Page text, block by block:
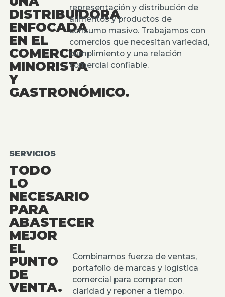
DISTRIBUIDORA
ENFOCADA
EN EL
COMERCIO
MINORISTA
Y
GASTRONÓMICO.
representación y distribución de
alimentos y productos de
consumo masivo. Trabajamos con
comercios que necesitan variedad,
cumplimiento y una relación
comercial confiable.
SERVICIOS
TODO
LO
NECESARIO
PARA
ABASTECER
MEJOR
EL
PUNTO
DE
VENTA.
Combinamos fuerza de ventas,
portafolio de marcas y logística
comercial para comprar con
claridad y reponer a tiempo.